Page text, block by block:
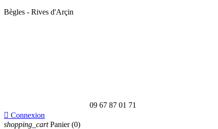
Bègles - Rives d'Arçin
09 67 87 01 71
 Connexion
shopping_cart Panier (0)